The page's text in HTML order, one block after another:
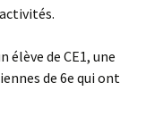
de CE1, une
de 6e qui ont